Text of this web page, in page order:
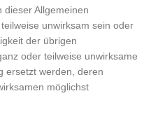
dieser Allgemeinen
unwirksam sein oder
der übrigen
oder teilweise unwirksame
ersetzt werden, deren
möglichst